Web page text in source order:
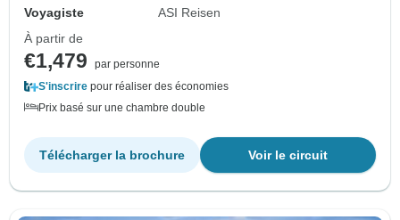
Voyagiste
ASI Reisen
À partir de
€1,479
par personne
S'inscrire pour réaliser des économies
Prix basé sur une chambre double
Voir le circuit
Télécharger la brochure